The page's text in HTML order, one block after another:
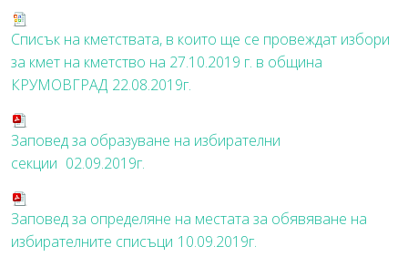
Списък на кметствата, в които ще се провеждат избори
за кмет на кметство на 27.10.2019 г. в община
КРУМОВГРАД 22.08.2019г.
Заповед за образуване на избирателни
секции 02.09.2019г.
Заповед за определяне на местата за обявяване на
избирателните списъци 10.09.2019г.